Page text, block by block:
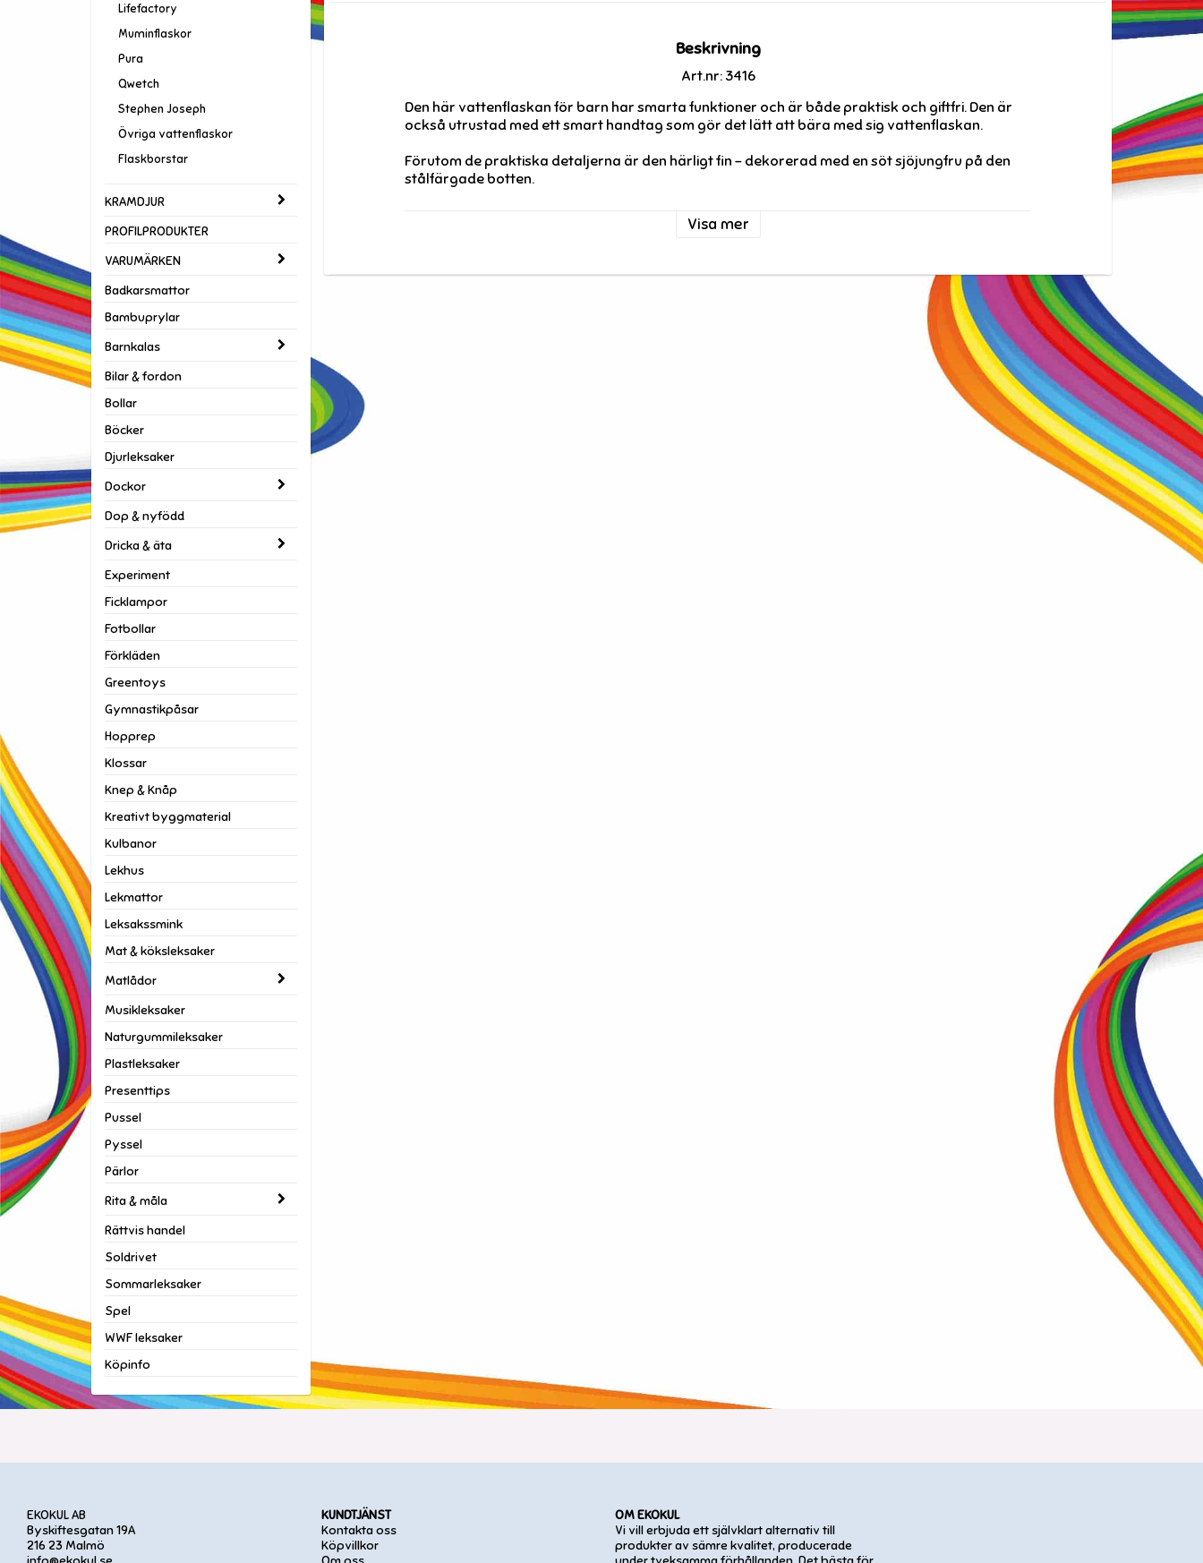
Lifefactory
Muminflaskor
Pura
Qwetch
Stephen Joseph
Övriga vattenflaskor
Flaskborstar
KRAMDJUR
PROFILPRODUKTER
VARUMÄRKEN
Badkarsmattor
Bambuprylar
Barnkalas
Bilar & fordon
Bollar
Böcker
Djurleksaker
Dockor
Dop & nyfödd
Dricka & äta
Experiment
Ficklampor
Fotbollar
Förkläden
Greentoys
Gymnastikpåsar
Hopprep
Klossar
Knep & Knåp
Kreativt byggmaterial
Kulbanor
Lekhus
Lekmattor
Leksakssmink
Mat & köksleksaker
Matlådor
Musikleksaker
Naturgummileksaker
Plastleksaker
Presenttips
Pussel
Pyssel
Pärlor
Rita & måla
Rättvis handel
Soldrivet
Sommarleksaker
Spel
WWF leksaker
Köpinfo
Beskrivning
Art.nr: 3416
Den här vattenflaskan för barn har smarta funktioner och är både praktisk och giftfri. Den är
också utrustad med ett smart handtag som gör det lätt att bära med sig vattenflaskan.
Förutom de praktiska detaljerna är den härligt fin – dekorerad med en söt sjöjungfru på den
stålfärgade botten.
Visa mer
EKOKUL AB
Byskiftesgatan 19A
216 23 Malmö
KUNDTJÄNST
Kontakta oss
Köpvillkor
OM EKOKUL
Vi vill erbjuda ett självklart alternativ till
produkter av sämre kvalitet, producerade